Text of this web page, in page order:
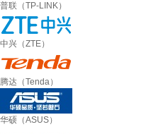
普联（TP-LINK）
中兴（ZTE）
腾达（Tenda）
华硕（ASUS）